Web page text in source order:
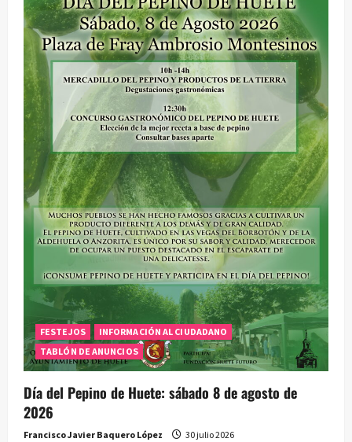
FESTEJOS
INFORMACIÓN AL CIUDADANO
TABLÓN DE ANUNCIOS
Día del Pepino de Huete: sábado 8 de agosto de
2026
Francisco Javier Baquero López 30 julio 2026